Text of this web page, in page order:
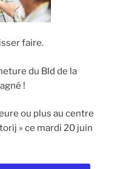
faire.
du Bld de la
!
ou plus au centre
» ce mardi 20 juin